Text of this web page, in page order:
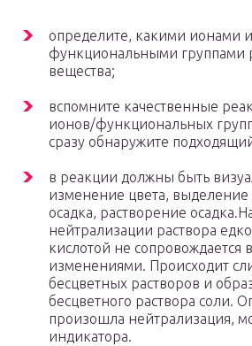
определите, какими ионами
функциональными группами
вещества;
вспомните качественные
ионов/функциональных
сразу обнаружите
в реакции должны быть
изменение цвета, выделение
осадка, растворение
нейтрализации раствора
кислотой не сопровождается
изменениями. Происходит
бесцветных растворов и
бесцветного раствора соли.
произошла нейтрализация,
индикатора.